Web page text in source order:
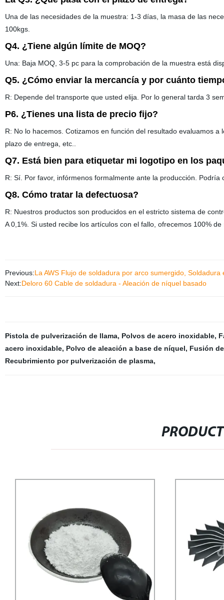
Una de las necesidades de la muestra: 1-3 días, la masa de las
100kgs.
Q4. ¿Tiene algún límite de MOQ?
Una: Baja MOQ, 3-5 pc para la comprobación de la muestra está
Q5. ¿Cómo enviar la mercancía y por cuánto
R: Depende del transporte que usted elija. Por lo general tarda 3
P6. ¿Tienes una lista de precio fijo?
R: No lo hacemos. Cotizamos en función del resultado evaluamos
plazo de entrega, etc..
Q7. Está bien para etiquetar mi logotipo en los
R: Sí. Por favor, infórmenos formalmente ante la producción.
Q8. Cómo tratar la defectuosa?
R: Nuestros productos son producidos en el estricto sistema de
A 0,1%. Si usted recibe los artículos con el fallo, ofrecemos 100%
Previous:La AWS Flujo de soldadura por arco sumergido,
Next:Deloro 60 Cable de soldadura - Aleación de níquel basado
Pistola de pulverización de llama, Polvos de acero inoxidable,
acero inoxidable, Polvo de aleación a base de níquel, Fusión
Recubrimiento por pulverización de plasma,